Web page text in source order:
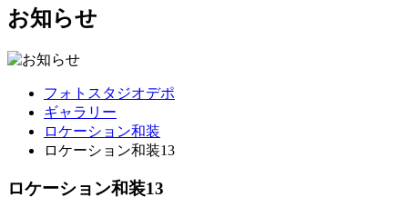
お知らせ
フォトスタジオデポ
ギャラリー
ロケーション和装
ロケーション和装13
ロケーション和装13